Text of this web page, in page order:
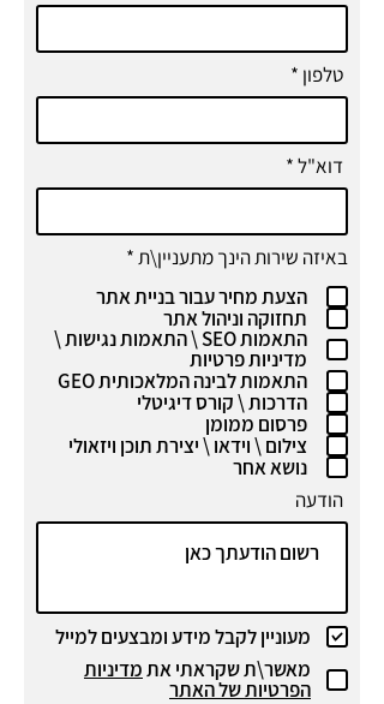
טלפון
דוא"ל
באיזה שירות הינך מתעניין\ת*
ב
הצעת מחיר עבור בניית אתר
תחזוקה וניהול אתר
התאמות SEO \ התאמות נגישות \
מדיניות פרטיות
התאמות לבינה המלאכותית GEO
הדרכות \ קורס דיגיטלי
פרסום ממומן
צילום \ וידאו \ יצירת תוכן ויזאולי
נושא אחר
הודעה
מעוניין לקבל מידע ומבצעים למייל
מאשר\ת שקראתי אתמדיניות
הפרטיות של האתר